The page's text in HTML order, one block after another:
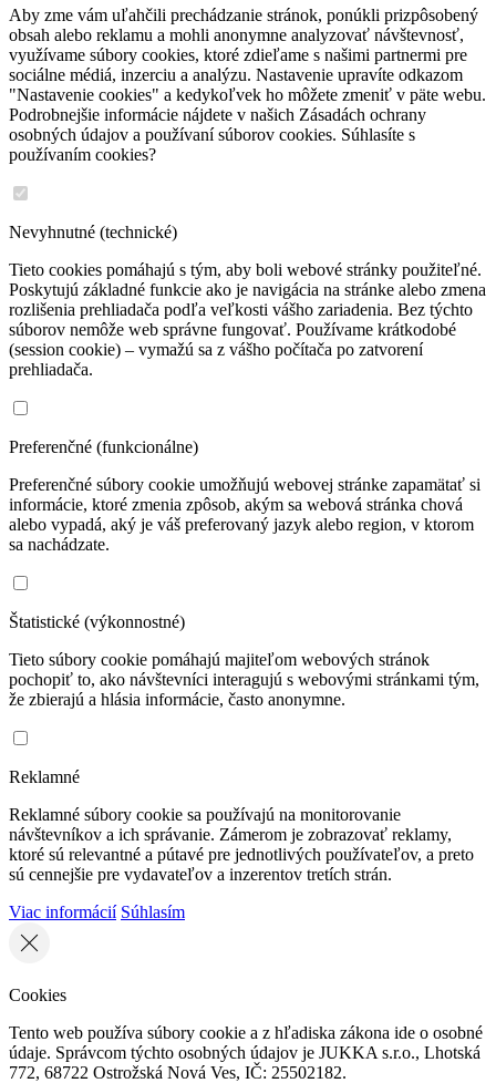
Aby zme vám uľahčili prechádzanie stránok, ponúkli prizpôsobený
obsah alebo reklamu a mohli anonymne analyzovať návštevnosť,
využívame súbory cookies, ktoré zdieľame s našimi partnermi pre
sociálne médiá, inzerciu a analýzu. Nastavenie upravíte odkazom
"Nastavenie cookies" a kedykoľvek ho môžete zmeniť v päte webu.
Podrobnejšie informácie nájdete v našich Zásadách ochrany
osobných údajov a používaní súborov cookies. Súhlasíte s
používaním cookies?
Nevyhnutné (technické)
Tieto cookies pomáhajú s tým, aby boli webové stránky použiteľné.
Poskytujú základné funkcie ako je navigácia na stránke alebo zmena
rozlišenia prehliadača podľa veľkosti vášho zariadenia. Bez týchto
súborov nemôže web správne fungovať. Používame krátkodobé
(session cookie) – vymažú sa z vášho počítača po zatvorení
prehliadača.
Preferenčné (funkcionálne)
Preferenčné súbory cookie umožňujú webovej stránke zapamätať si
informácie, ktoré zmenia zpôsob, akým sa webová stránka chová
alebo vypadá, aký je váš preferovaný jazyk alebo region, v ktorom
sa nachádzate.
Štatistické (výkonnostné)
Tieto súbory cookie pomáhajú majiteľom webových stránok
pochopiť to, ako návštevníci interagujú s webovými stránkami tým,
že zbierajú a hlásia informácie, často anonymne.
Reklamné
Reklamné súbory cookie sa používajú na monitorovanie
návštevníkov a ich správanie. Zámerom je zobrazovať reklamy,
ktoré sú relevantné a pútavé pre jednotlivých používateľov, a preto
sú cennejšie pre vydavateľov a inzerentov tretích strán.
Viac informácií Súhlasím
Cookies
Tento web používa súbory cookie a z hľadiska zákona ide o osobné
údaje. Správcom týchto osobných údajov je JUKKA s.r.o., Lhotská
772, 68722 Ostrožská Nová Ves, IČ: 25502182.